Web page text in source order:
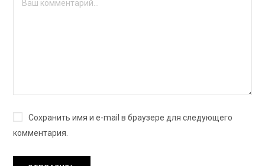
Сохранить имя и e-mail в браузере для следующего
комментария.